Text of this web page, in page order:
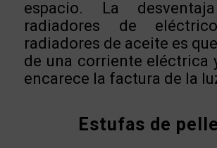
espacio. La
radiadores de
radiadores de aceite es
de una corriente eléctrica
encarece la factura de la
Estufas de